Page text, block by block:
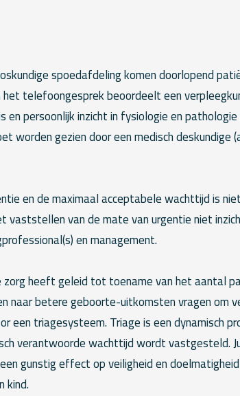
spoedafdeling komen doorlopend
telefoongesprek beoordeelt een
persoonlijk inzicht in fysiologie en
worden gezien door een medisch deskundige
en de maximaal acceptabele wachttijd is
vaststellen van de mate van urgentie niet
en management.
zorg heeft geleid tot toename van het aantal
naar betere geboorte-uitkomsten vragen om
een triagesysteem. Triage is een dynamisch
verantwoorde wachttijd wordt vastgesteld.
gunstig effect op veiligheid en
kind.